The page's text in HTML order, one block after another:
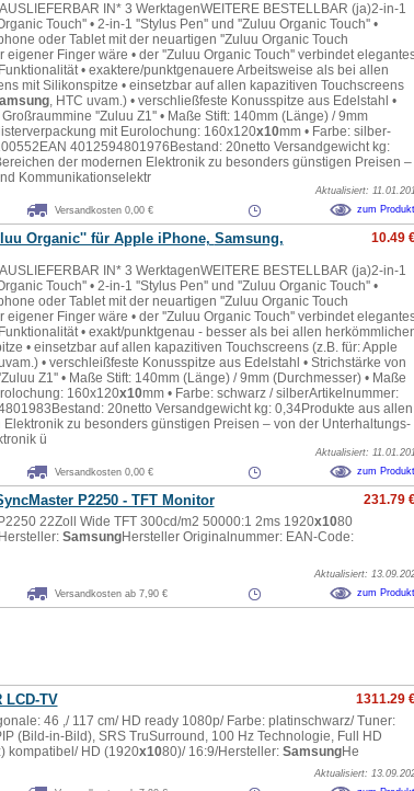
IN* 3 WerktagenWEITERE BESTELLBAR (ja)2-in-1
Touch'' • 2-in-1 ''Stylus Pen'' und ''Zuluu Organic Touch'' •
oder Tablet mit der neuartigen ''Zuluu Organic Touch
eigener Finger wäre • der ''Zuluu Organic Touch'' verbindet
• exaktere/punktgenauere Arbeitsweise als bei allen
mit Silikonspitze • einsetzbar auf allen kapazitiven Touchscreens
, HTC uvam.) • verschließfeste Konusspitze aus Edelstahl •
''Zuluu Z1'' • Maße Stift: 140mm (Länge) / 9mm
mit Eurolochung: 160x120x10mm • Farbe: silber-
4012594801976Bestand: 20netto Versandgewicht kg:
der modernen Elektronik zu besonders günstigen Preisen –
Kommunikationselektr
Aktualisiert:
Versandkosten 0,00 € zum Produkt
Organic'' für Apple iPhone, Samsung,
10.49
IN* 3 WerktagenWEITERE BESTELLBAR (ja)2-in-1
Touch'' • 2-in-1 ''Stylus Pen'' und ''Zuluu Organic Touch'' •
oder Tablet mit der neuartigen ''Zuluu Organic Touch
eigener Finger wäre • der ''Zuluu Organic Touch'' verbindet
• exakt/punktgenau - besser als bei allen
• einsetzbar auf allen kapazitiven Touchscreens (z.B. für: Apple
• verschleißfeste Konusspitze aus Edelstahl • Strichstärke von
Z1'' • Maße Stift: 140mm (Länge) / 9mm (Durchmesser) • Maße
160x120x10mm • Farbe: schwarz / silberArtikelnummer:
20netto Versandgewicht kg: 0,34Produkte aus allen
zu besonders günstigen Preisen – von der Unterhaltungs-
ü
Aktualisiert:
Versandkosten 0,00 € zum Produkt
P2250 - TFT Monitor 231.79
22Zoll Wide TFT 300cd/m2 50000:1 2ms 1920x1080
SamsungHersteller Originalnummer: EAN-Code:
Aktualisiert:
Versandkosten ab 7,90 € zum Produkt
LCD-TV 1311.29
46 ,/ 117 cm/ HD ready 1080p/ Farbe: platinschwarz/ Tuner:
(Bild-in-Bild), SRS TruSurround, 100 Hz Technologie, Full HD
kompatibel/ HD (1920x1080)/ 16:9/Hersteller: SamsungHe
Aktualisiert: